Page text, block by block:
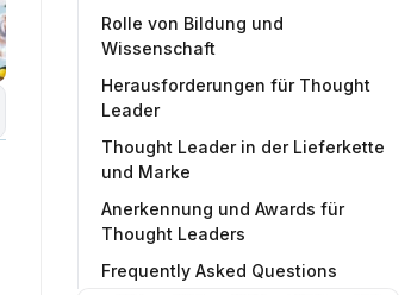
Rolle von Bildung und
Wissenschaft
Herausforderungen für Thought
Leader
Thought Leader in der Lieferkette
und Marke
Anerkennung und Awards für
Thought Leaders
Frequently Asked Questions